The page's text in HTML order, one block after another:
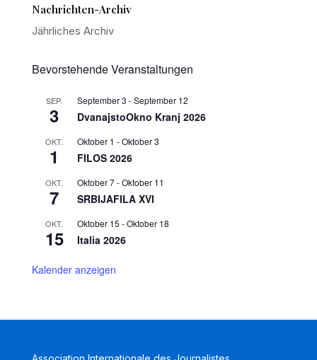
Nachrichten-Archiv
Jährliches Archiv
Bevorstehende Veranstaltungen
SEP.
3
September 3 -September 12
DvanajstoOkno Kranj 2026
OKT.
1
Oktober 1 -Oktober 3
FILOS 2026
OKT.
7
Oktober 7-Oktober 11
SRBIJAFILA XVI
OKT.
15
Oktober 15 -Oktober 18
Italia 2026
Kalender anzeigen